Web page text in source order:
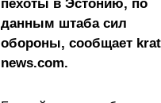
пехоты в Эстонию, по
данным штаба сил
обороны, сообщает
news.com.